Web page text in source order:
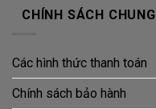
CHÍNH SÁCH CHUNG
Các hình thức thanh toán
Chính sách bảo hành